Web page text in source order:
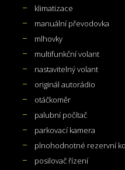
klimatizace
manuální převodovka
mlhovky
multifunkční volant
nastavitelný volant
originál autorádio
otáčkoměr
palubní počítač
parkovací kamera
plnohodnotné rezervní
posilovač řízení